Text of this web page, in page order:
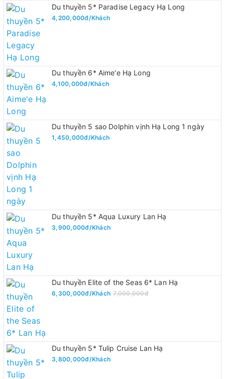
Du thuyền 5* Paradise Legacy Hạ Long
4,200,000đ/Khách
Du thuyền 6* Aime'e Hạ Long
4,100,000đ/Khách
Du thuyền 5 sao Dolphin vịnh Hạ Long 1 ngày
1,450,000đ/Khách
Du thuyền 5* Aqua Luxury Lan Hạ
3,900,000đ/Khách
Du thuyền Elite of the Seas 6* Lan Hạ
6,300,000đ/Khách 7,000,000đ
Du thuyền 5* Tulip Cruise Lan Hạ
3,800,000đ/Khách